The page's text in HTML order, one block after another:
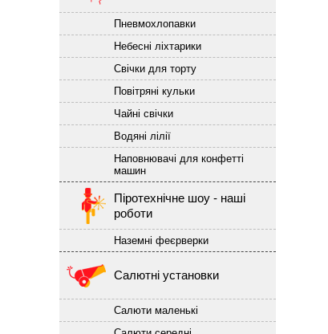
Пневмохлопавки
Небесні ліхтарики
Свічки для торту
Повітряні кульки
Чайні свічки
Водяні лілії
Наповнювачі для конфетті
машин
Піротехнічне шоу - наші
роботи
Наземні феєрверки
Салютні установки
Салюти маленькі